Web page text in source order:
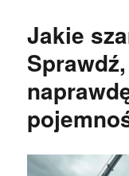
Jakie